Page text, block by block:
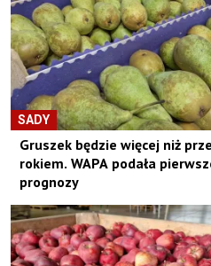
SADY
Gruszek będzie więcej niż
rokiem. WAPA podała
prognozy